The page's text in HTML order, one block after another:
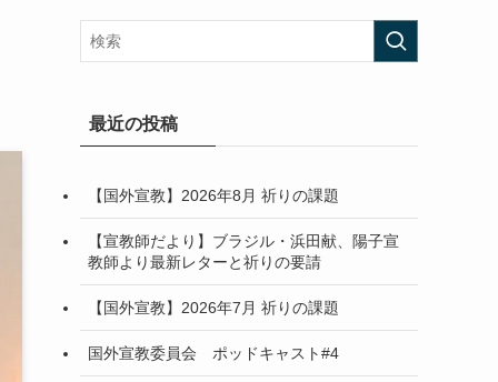
最近の投稿
【国外宣教】2026年8月 祈りの課題
【宣教師だより】ブラジル・浜田献、陽子宣
教師より最新レターと祈りの要請
【国外宣教】2026年7月 祈りの課題
国外宣教委員会 ポッドキャスト#4